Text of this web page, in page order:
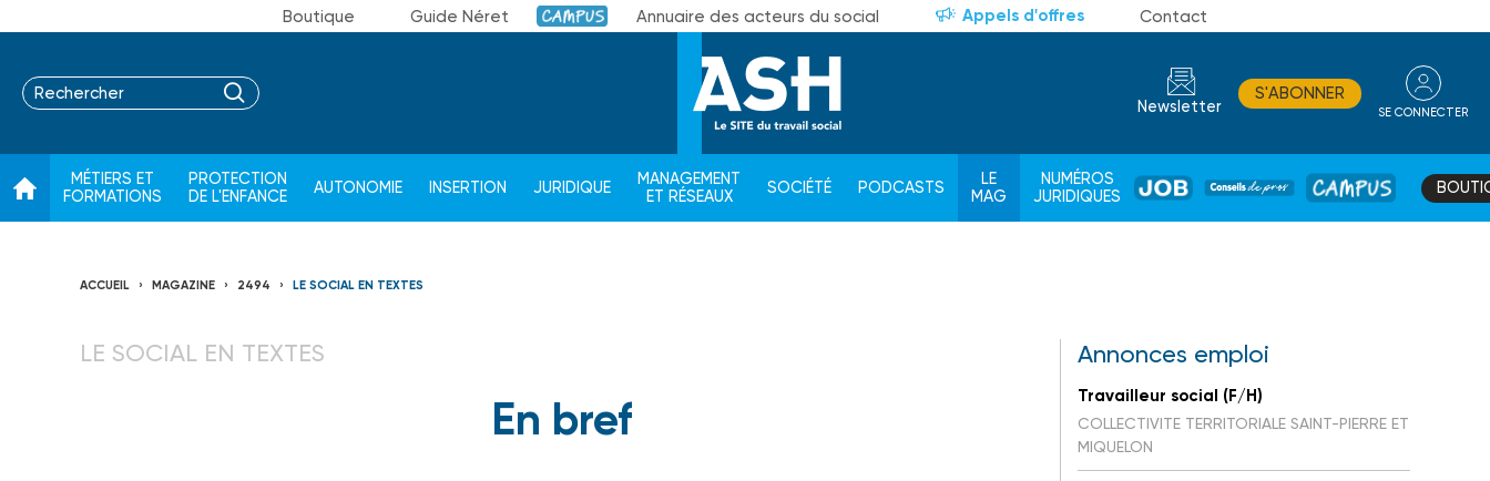
Boutique Guide Néret Campus Annuaire des acteurs du social Appels d'offres Contact
Newsletter
S'ABONNER
SE CONNECTER
MÉTIERS ET
FORMATIONS
PROTECTION
DE L'ENFANCE
AUTONOMIE INSERTION JURIDIQUE
MANAGEMENT
ET RÉSEAUX
SOCIÉTÉ PODCASTS
LE
MAG
NUMÉROS
JURIDIQUES
JOB
DE
CAMPUS
ACCUEIL MAGAZINE 2494 LE SOCIAL EN TEXTES
LE SOCIAL EN TEXTES
En bref
Annonces emploi
Travailleur social (F/H)
COLLECTIVITE TERRITORIALE SAINT-PIERRE ET
MIQUELON